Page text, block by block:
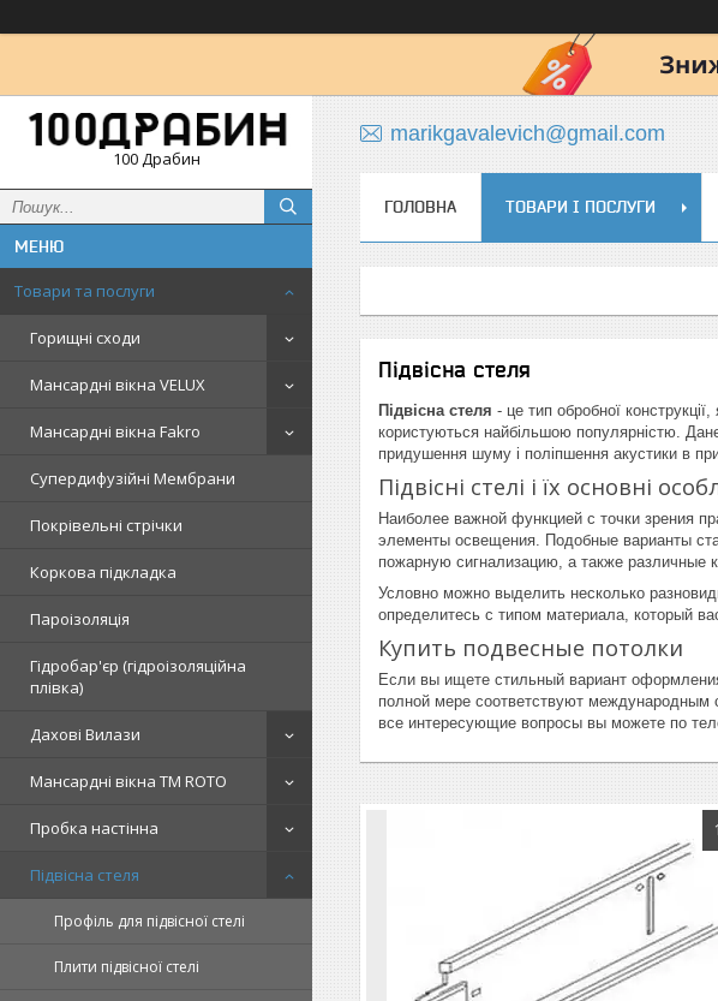
100 Драбин
Товари та послуги
Горищні сходи
Мансардні вікна VELUX
Мансардні вікна Fakro
Супердифузійні Мембрани
Покрівельні стрічки
Коркова підкладка
Пароізоляція
Гідробар'єр (гідроізоляційна
плівка)
Дахові Вилази
Мансардні вікна TM ROTO
Пробка настінна
Підвісна стеля
Профіль для підвісної стелі
Плити підвісної стелі
marikgavalevich@gmail.com
ГОЛОВНА ТОВАРИ І ПОСЛУГИ
Підвісна стеля
Підвісна стеля - це тип обробної
користуються найбільшою популярністю.
придушення шуму і поліпшення акустики в
Підвісні стелі і їх основні
Наиболее важной функцией с точки зрения
элементы освещения. Подобные варианты
пожарную сигнализацию, а также различные
Условно можно выделить несколько
определитесь с типом материала, который
Купить подвесные потолки
Если вы ищете стильный вариант
полной мере соответствуют международным
все интересующие вопросы вы можете по